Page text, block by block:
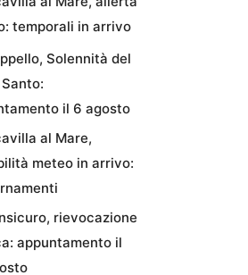
temporali in arrivo
Solennità del
il 6 agosto
al Mare,
meteo in arrivo:
rievocazione
appuntamento il